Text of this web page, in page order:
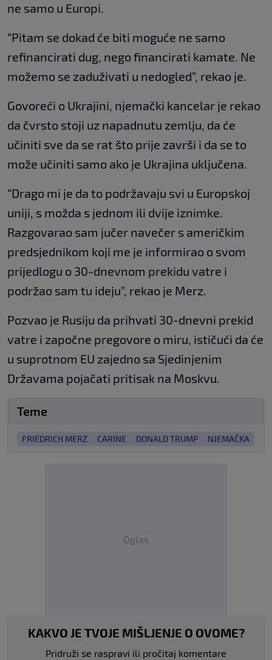
ne samo u Europi.
“Pitam se dokad će biti moguće ne samo
refinancirati dug, nego financirati kamate. Ne
možemo se zaduživati u nedogled”, rekao je.
Govoreći o Ukrajini, njemački kancelar je rekao
da čvrsto stoji uz napadnutu zemlju, da će
učiniti sve da se rat što prije završi i da se to
može učiniti samo ako je Ukrajina uključena.
“Drago mi je da to podržavaju svi u Europskoj
uniji, s možda s jednom ili dvije iznimke.
Razgovarao sam jučer navečer s američkim
predsjednikom koji me je informirao o svom
prijedlogu o 30-dnevnom prekidu vatre i
podržao sam tu ideju”, rekao je Merz.
Pozvao je Rusiju da prihvati 30-dnevni prekid
vatre i započne pregovore o miru, ističući da će
u suprotnom EU zajedno sa Sjedinjenim
Državama pojačati pritisak na Moskvu.
Teme
FRIEDRICH MERZ CARINE DONALD TRUMP NJEMAČKA
Oglas
KAKVO JE TVOJE MIŠLJENJE O OVOME?
Pridruži se raspravi ili pročitaj komentare